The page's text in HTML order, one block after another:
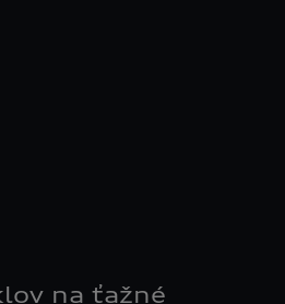
na ťažné